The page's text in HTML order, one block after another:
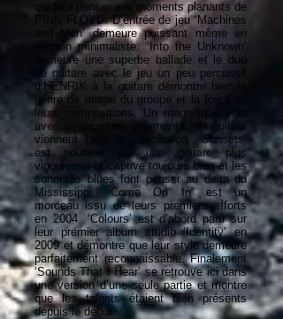
qui fera penser aux moments planants de
PINK FLOYD. D’entrée de jeu ‘Machines
and Men’ demeure puissant même en
version minimaliste. ‘Into the Unknown’
demeure une superbe ballade et le duo
de guitare avec le jeu un peu percussif
d’HENRIK à la guitare démontre bien le
genre de magie du groupe et la force de
leurs compositions. Un magnifique solo
avec de superbes ornements à la guitare
viennent faire la conclusion. ‘Sunsets’
est soutenu par une guitare plus
vigoureuse et captive toujours bien et les
sonorités blues font penser au delta du
Mississippi. ‘Come On In’ est un
morceau issu de leurs premiers efforts
en 2004. ‘Colours’ est d’abord paru sur
leur premier album studio ‘Identity’ en
2009 et démontre que leur style demeure
parfaitement reconnaissable. Finalement
‘Sounds That I Hear’ se retrouve ici dans
une version d’une seule partie et montre
que les talents étaient bien présents
depuis le début.